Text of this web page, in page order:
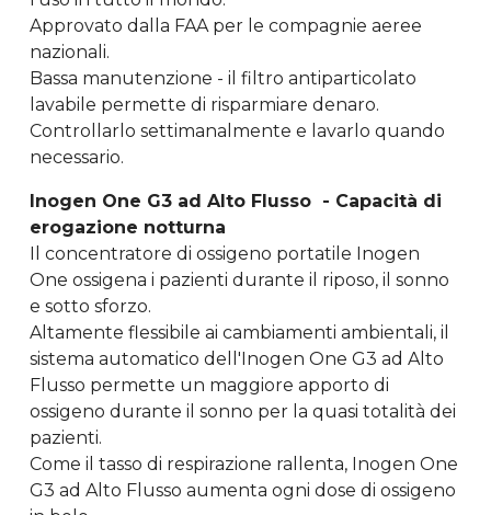
Approvato dalla FAA per le compagnie aeree
nazionali.
Bassa manutenzione - il filtro antiparticolato
lavabile permette di risparmiare denaro.
Controllarlo settimanalmente e lavarlo quando
necessario.
Inogen One G3 ad Alto Flusso - Capacità di
erogazione notturna
Il concentratore di ossigeno portatile Inogen
One ossigena i pazienti durante il riposo, il sonno
e sotto sforzo.
Altamente flessibile ai cambiamenti ambientali, il
sistema automatico dell'Inogen One G3 ad Alto
Flusso permette un maggiore apporto di
ossigeno durante il sonno per la quasi totalità dei
pazienti.
Come il tasso di respirazione rallenta, Inogen One
G3 ad Alto Flusso aumenta ogni dose di ossigeno